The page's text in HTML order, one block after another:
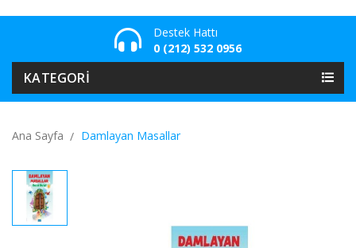
Destek Hattı
0 (212) 532 0956
KATEGORI
Ana Sayfa Damlayan Masallar